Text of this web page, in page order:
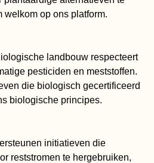
welkom op ons platform.
landbouw respecteert
pesticiden en meststoffen.
die biologisch gecertificeerd
biologische principes.
initiatieven die
reststromen te hergebruiken,